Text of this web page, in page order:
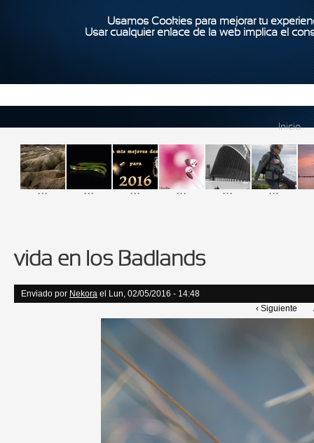
Usamos Cookies para mejorar tu
Usar cualquier enlace de la web implica el
Inicio
... ... ... ... ... ...
vida en los Badlands
Enviado por Nekora el Lun, 02/05/2016 - 14:48
‹ Siguiente